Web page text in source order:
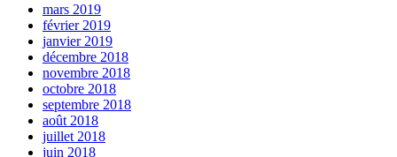
mars 2019
février 2019
janvier 2019
décembre 2018
novembre 2018
octobre 2018
septembre 2018
août 2018
juillet 2018
juin 2018